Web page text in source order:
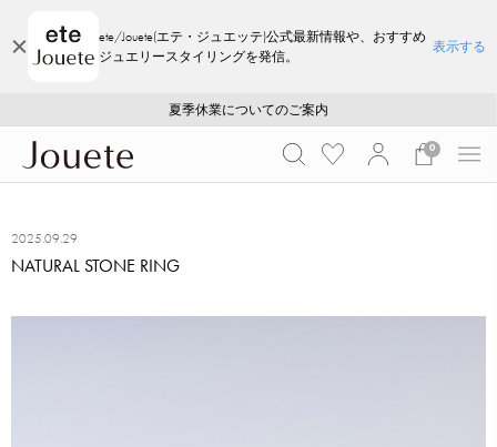
ete/Jouete(エテ・ジュエッテ)公式最新情報や、おすすめ
ジュエリースタイリングを発信。
表示する
採用のご案内
ご注文いただいたお品物のお届け状況について
夏季休業についてのご案内
WEB LIMITED ITEMS >>
採用のご案内
ご注文いただいたお品物のお届け状況について
0
2025.09.29
NATURAL STONE RING